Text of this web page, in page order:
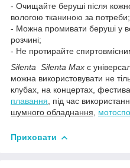
- Очищайте беруші після
вологою тканиною за потреби;
- Можна промивати беруші у
розчині;
- Не протирайте
Silenta Silenta Max є
можна використовувати не
клубах, на концертах,
плавання , під час
шумного обладнання
Приховати